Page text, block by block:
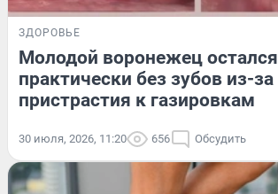
ЗДОРОВЬЕ
Молодой воронежец остался
практически без зубов из-за
пристрастия к газировкам
30 июля, 2026, 11:20 656 Обсудить